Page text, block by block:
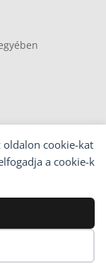
oldalon cookie-kat
a cookie-k